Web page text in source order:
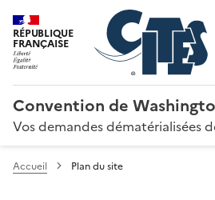
RÉPUBLIQUE
FRANÇAISE
Convention de
Vos demandes dématérialisées
Accueil Plan du site